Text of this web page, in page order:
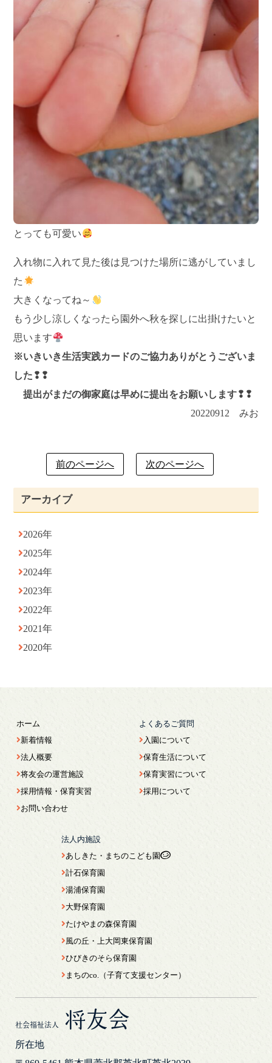
アーカイブ
2026年
2025年
2024年
2023年
2022年
2021年
2020年
とっても可愛い
入れ物に入れて見た後は見つけた場所に逃がしていまし
た
大きくなってね～
もう少し涼しくなったら園外へ秋を探しに出掛けたいと
思います
※いきいき生活実践カードのご協力ありがとうございま
した❢❢
提出がまだの御家庭は早めに提出をお願いします❢❢
20220912 みお
前のページへ 次のページへ
社会福祉法人 将友会
所在地
ホーム
新着情報
法人概要
将友会の運営施設
採用情報・保育実習
お問い合わせ
よくあるご質問
入園について
保育生活について
保育実習について
採用について
法人内施設
あしきた・まちのこども園
計石保育園
湯浦保育園
大野保育園
たけやまの森保育園
風の丘・上大岡東保育園
ひびきのそら保育園
まちのco.（子育て支援センター）